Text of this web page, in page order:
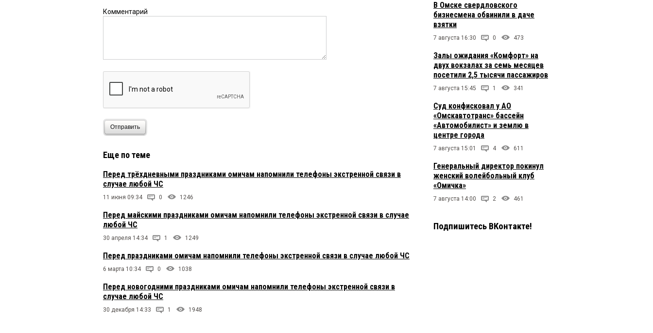
Комментарий
Отправить
Еще по теме
Перед трёхдневными праздниками омичам напомнили телефоны экстренной связи в
случае любой ЧС
11 июня 09:34 0 1246
Перед майскими праздниками омичам напомнили телефоны экстренной связи в случае
любой ЧС
30 апреля 14:34 1 1249
Перед праздниками омичам напомнили телефоны экстренной связи в случае любой ЧС
6 марта 10:34 0 1038
Перед новогодними праздниками омичам напомнили телефоны экстренной связи в
случае любой ЧС
30 декабря 14:33 1 1948
В Омске свердловского
бизнесмена обвинили в даче
взятки
7 августа 16:30 0 473
Залы ожидания «Комфорт» на
двух вокзалах за семь месяцев
посетили 2,5 тысячи пассажиров
7 августа 15:45 1 341
Суд конфисковал у АО
«Омскавтотранс» бассейн
«Автомобилист» и землю в
центре города
7 августа 15:01 4 611
Генеральный директор покинул
женский волейбольный клуб
«Омичка»
7 августа 14:00 2 461
Подпишитесь ВКонтакте!